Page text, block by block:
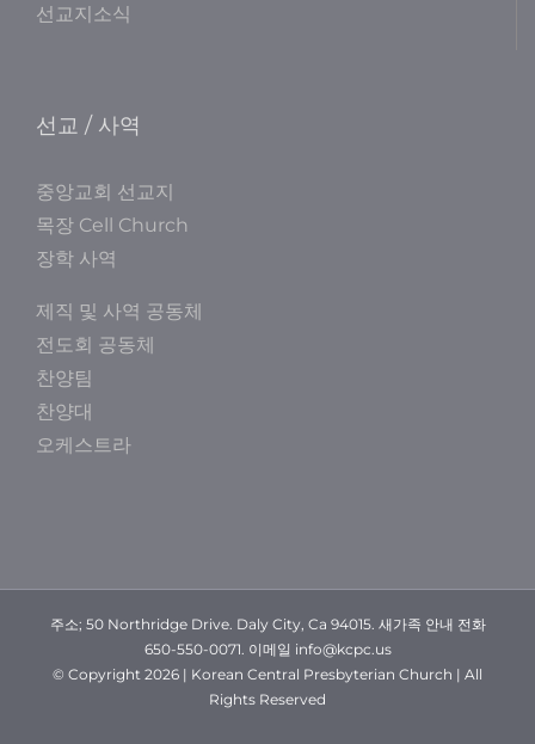
선교지소식
선교 / 사역
중앙교회 선교지
목장 Cell Church
장학 사역
제직 및 사역 공동체
전도회 공동체
찬양팀
찬양대
오케스트라
주소; 50 Northridge Drive. Daly City, Ca 94015. 새가족 안내 전화
650-550-0071. 이메일 info@kcpc.us
© Copyright 2026 | Korean Central Presbyterian Church | All
Rights Reserved